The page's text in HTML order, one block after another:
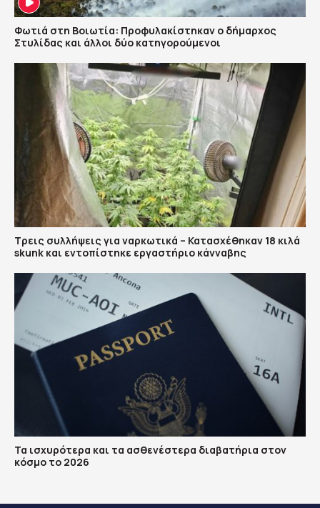
Φωτιά στη Βοιωτία: Προφυλακίστηκαν ο δήμαρχος
Στυλίδας και άλλοι δύο κατηγορούμενοι
Τρεις συλλήψεις για ναρκωτικά – Κατασχέθηκαν 18 κιλά
skunk και εντοπίστηκε εργαστήριο κάνναβης
Τα ισχυρότερα και τα ασθενέστερα διαβατήρια στον
κόσμο το 2026